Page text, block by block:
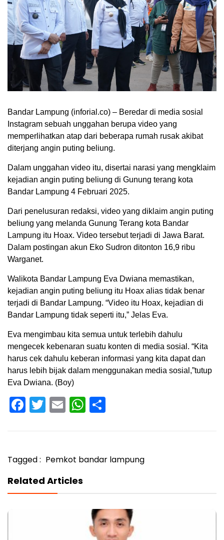
Bandar Lampung (inforial.co) – Beredar di media sosial
Instagram sebuah unggahan berupa video yang
memperlihatkan atap dari beberapa rumah rusak akibat
diterjang angin puting beliung.
Dalam unggahan video itu, disertai narasi yang mengklaim
kejadian angin puting beliung di Gunung terang kota
Bandar Lampung 4 Februari 2025.
Dari penelusuran redaksi, video yang diklaim angin puting
beliung yang melanda Gunung Terang kota Bandar
Lampung itu Hoax. Video tersebut terjadi di Jawa Barat.
Dalam postingan akun Eko Sudron ditonton 16,9 ribu
Warganet.
Walikota Bandar Lampung Eva Dwiana memastikan,
kejadian angin puting beliung itu Hoax alias tidak benar
terjadi di Bandar Lampung. “Video itu Hoax, kejadian di
Bandar Lampung tidak seperti itu,” Jelas Eva.
Eva mengimbau kita semua untuk terlebih dahulu
mengecek kebenaran suatu konten di media sosial. “Kita
harus cek dahulu keberan informasi yang kita dapat dan
harus lebih bijak dalam menggunakan media sosial,”tutup
Eva Dwiana. (Boy)
Facebook
Twitter
EmailWhatsApp
Tagged : Pemkot bandar lampung
Related Articles